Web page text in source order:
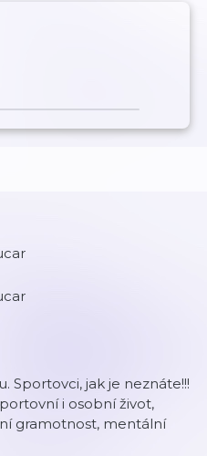
Sportovci, jak je neznáte!!!
i osobní život,
gramotnost, mentální